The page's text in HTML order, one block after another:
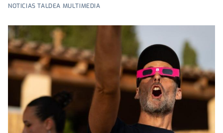
NOTICIAS TALDEA MULTIMEDIA